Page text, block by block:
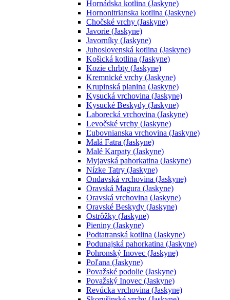
Hornádska kotlina (Jaskyne)
Hornonitrianska kotlina (Jaskyne)
Chočské vrchy (Jaskyne)
Javorie (Jaskyne)
Javorníky (Jaskyne)
Juhoslovenská kotlina (Jaskyne)
Košická kotlina (Jaskyne)
Kozie chrbty (Jaskyne)
Kremnické vrchy (Jaskyne)
Krupinská planina (Jaskyne)
Kysucká vrchovina (Jaskyne)
Kysucké Beskydy (Jaskyne)
Laborecká vrchovina (Jaskyne)
Levočské vrchy (Jaskyne)
Ľubovnianska vrchovina (Jaskyne)
Malá Fatra (Jaskyne)
Malé Karpaty (Jaskyne)
Myjavská pahorkatina (Jaskyne)
Nízke Tatry (Jaskyne)
Ondavská vrchovina (Jaskyne)
Oravská Magura (Jaskyne)
Oravská vrchovina (Jaskyne)
Oravské Beskydy (Jaskyne)
Ostrôžky (Jaskyne)
Pieniny (Jaskyne)
Podtatranská kotlina (Jaskyne)
Podunajská pahorkatina (Jaskyne)
Pohronský Inovec (Jaskyne)
Poľana (Jaskyne)
Považské podolie (Jaskyne)
Považský Inovec (Jaskyne)
Revúcka vrchovina (Jaskyne)